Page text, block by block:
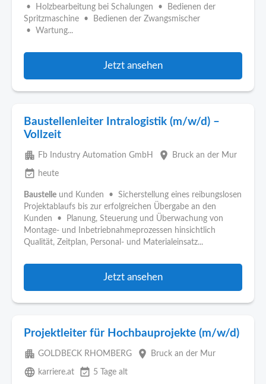
• Holzbearbeitung bei Schalungen • Bedienen der
Spritzmaschine • Bedienen der Zwangsmischer
• Wartung...
Jetzt ansehen
Baustellenleiter Intralogistik (m/w/d) –
Vollzeit
apartment Fb Industry Automation GmbH place Bruck an der Mur
event_available heute
Baustelle und Kunden • Sicherstellung eines reibungslosen
Projektablaufs bis zur erfolgreichen Übergabe an den
Kunden • Planung, Steuerung und Überwachung von
Montage- und Inbetriebnahmeprozessen hinsichtlich
Qualität, Zeitplan, Personal- und Materialeinsatz...
Jetzt ansehen
Projektleiter für Hochbauprojekte (m/w/d)
apartment GOLDBECK RHOMBERG place Bruck an der Mur
language karriere.at event_available 5 Tage alt